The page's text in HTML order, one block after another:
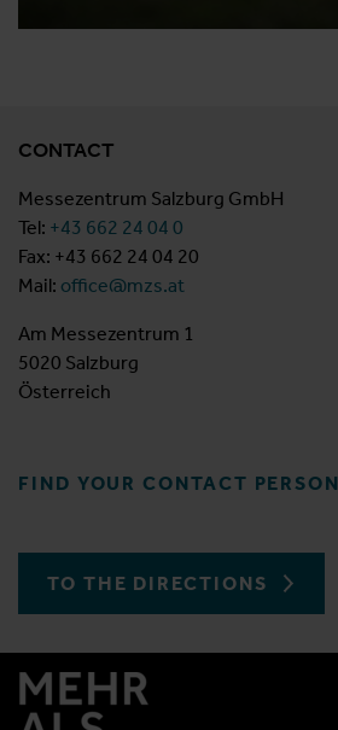
CONTACT
Messezentrum Salzburg GmbH
Tel: +43 662 24 04 0
Fax: +43 662 24 04 20
Mail: office@mzs.at
Am Messezentrum 1
5020 Salzburg
Österreich
FIND YOUR CONTACT PERSON
TO THE DIRECTIONS